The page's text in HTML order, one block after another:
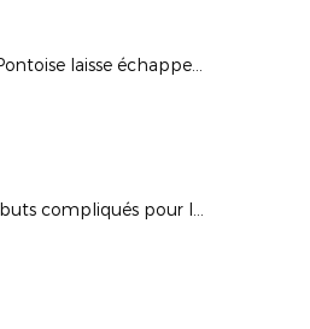
Cergy Pontoise laisse échapper la victoire
Des débuts compliqués pour l'ASSOA